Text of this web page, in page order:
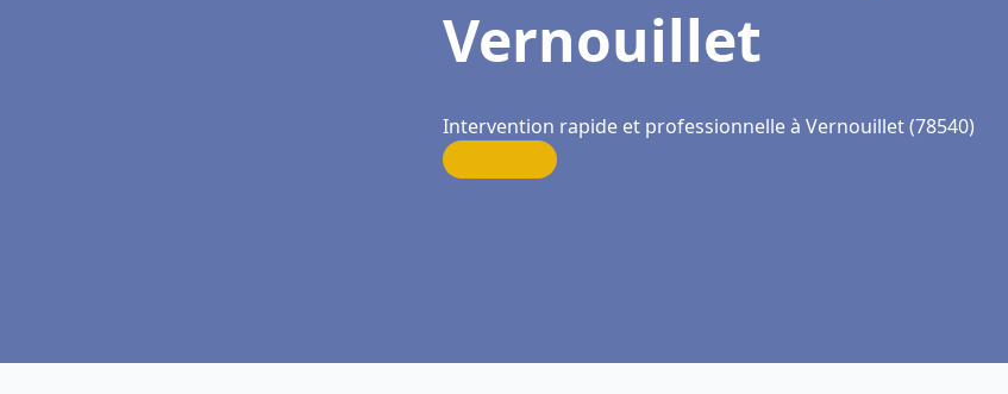
Vernouillet
Intervention rapide et professionnelle à Vernouillet (78540)